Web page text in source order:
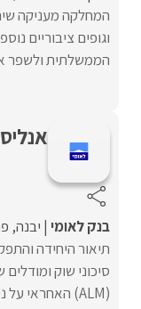
המחלקה מעניקה
וגופים ציבוריים
הממשלתית ולשפר
בנק לאומי יבנה
תיאור היחידה
סיכוני שוק
(ALM) האחראי על ניהול ...